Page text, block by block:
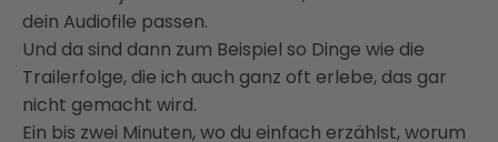
dein Audiofile passen.
Und da sind dann zum Beispiel so Dinge wie die
Trailerfolge, die ich auch ganz oft erlebe, das gar
nicht gemacht wird.
Ein bis zwei Minuten, wo du einfach erzählst, worum